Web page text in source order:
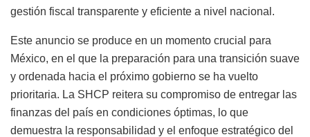
gestión fiscal transparente y eficiente a nivel nacional.
Este anuncio se produce en un momento crucial para
México, en el que la preparación para una transición suave
y ordenada hacia el próximo gobierno se ha vuelto
prioritaria. La SHCP reitera su compromiso de entregar las
finanzas del país en condiciones óptimas, lo que
demuestra la responsabilidad y el enfoque estratégico del